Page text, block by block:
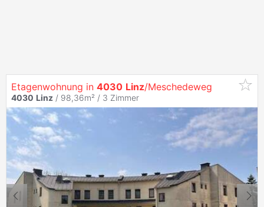
Etagenwohnung in 4030 Linz/Meschedeweg
4030 Linz / 98,36m² / 3 Zimmer